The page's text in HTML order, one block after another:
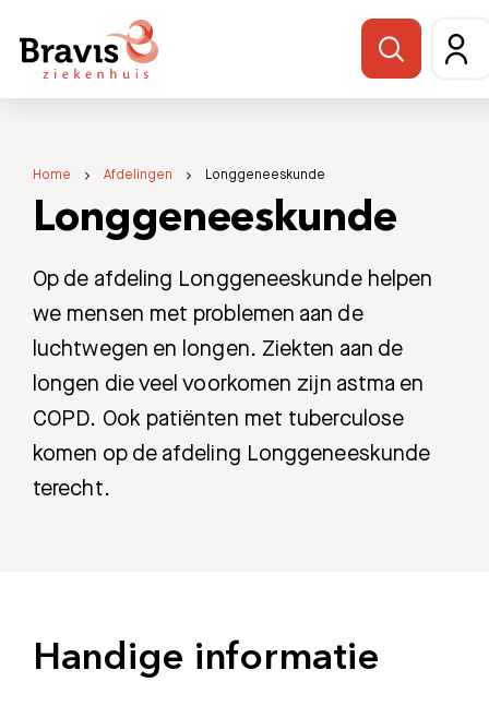
Home Afdelingen Longgeneeskunde
Longgeneeskunde
Op de afdeling Longgeneeskunde helpen
we mensen met problemen aan de
luchtwegen en longen. Ziekten aan de
longen die veel voorkomen zijn astma en
COPD. Ook patiënten met tuberculose
komen op de afdeling Longgeneeskunde
terecht.
Handige informatie